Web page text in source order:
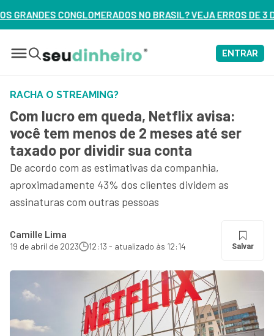
NO BRASIL? VEJA ERROS DE 3 DELES – ASSISTA AGORA
ENTRAR
RACHA O STREAMING?
Com lucro em queda, Netflix avisa:
você tem menos de 2 meses até ser
taxado por dividir sua conta
De acordo com as estimativas da companhia,
aproximadamente 43% dos clientes dividem as
assinaturas com outras pessoas
Camille Lima
19 de abril de 2023 12:13 - atualizado às 12:14 Salvar